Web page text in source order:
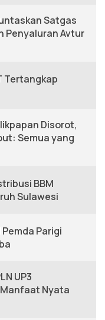
Satgas
Penyaluran Avtur
Tertangkap
Disorot,
Semua yang
BBM
Sulawesi
Pemda Parigi
UP3
Nyata